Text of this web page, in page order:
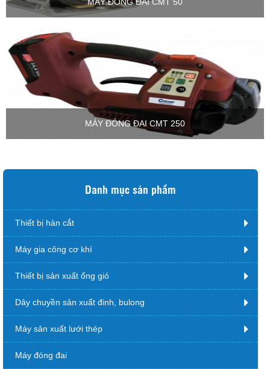
MÁY ĐÓNG ĐAI CMT 250
Danh mục sản phẩm
Thiết bị hàn cắt
Máy gia công cơ khí
Thiết bị sản xuất ống gió
Dây chuyền sản xuất đinh, bulong
Máy sản xuất lưới thép
Máy đóng đai